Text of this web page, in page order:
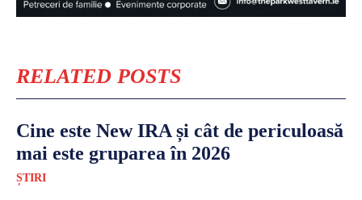
RELATED POSTS
Cine este New IRA și cât de periculoasă
mai este gruparea în 2026
ȘTIRI